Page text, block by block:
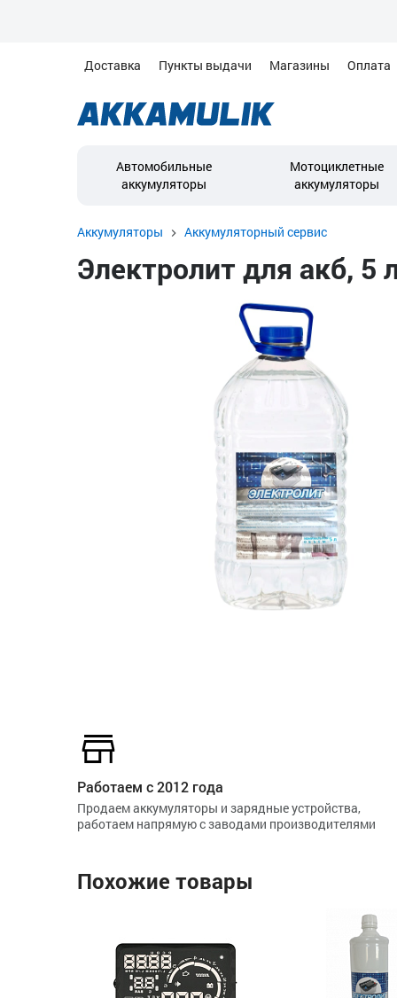
Доставка Пункты выдачи Магазины Оплата
Автомобильные
аккумуляторы
Мотоциклетные
аккумуляторы
Аккумуляторы Аккумуляторный сервис
Электролит для акб, 5
Работаем с 2012 года
Продаем аккумуляторы и зарядные устройства,
работаем напрямую с заводами производителями
Похожие товары